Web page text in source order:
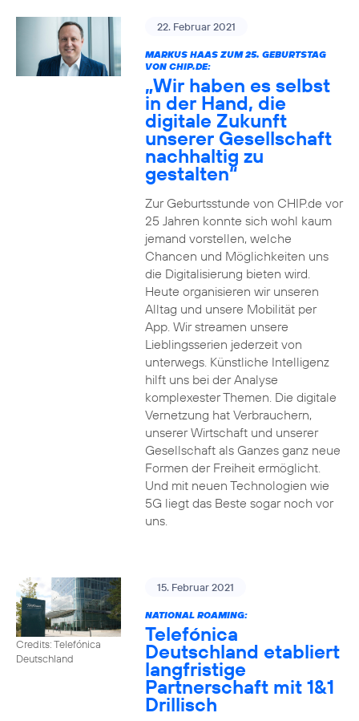
22. Februar 2021
MARKUS HAAS ZUM 25. GEBURTSTAG
VON CHIP.DE:
„Wir haben es selbst
in der Hand, die
digitale Zukunft
unserer Gesellschaft
nachhaltig zu
gestalten“
Zur Geburtsstunde von CHIP.de vor
25 Jahren konnte sich wohl kaum
jemand vorstellen, welche
Chancen und Möglichkeiten uns
die Digitalisierung bieten wird.
Heute organisieren wir unseren
Alltag und unsere Mobilität per
App. Wir streamen unsere
Lieblingsserien jederzeit von
unterwegs. Künstliche Intelligenz
hilft uns bei der Analyse
komplexester Themen. Die digitale
Vernetzung hat Verbrauchern,
unserer Wirtschaft und unserer
Gesellschaft als Ganzes ganz neue
Formen der Freiheit ermöglicht.
Und mit neuen Technologien wie
5G liegt das Beste sogar noch vor
uns.
Credits: Telefónica
Deutschland
15. Februar 2021
NATIONAL ROAMING:
Telefónica
Deutschland etabliert
langfristige
Partnerschaft mit 1&1
Drillisch